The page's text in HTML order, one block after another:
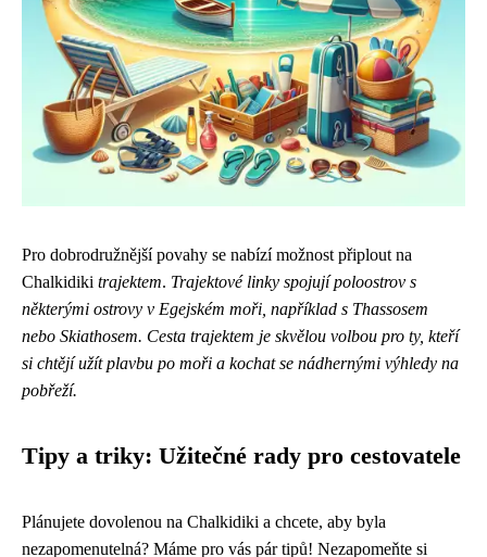
Pro dobrodružnější povahy se nabízí možnost připlout na
Chalkidiki trajektem. Trajektové linky spojují poloostrov s
některými ostrovy v Egejském moři, například s Thassosem
nebo Skiathosem. Cesta trajektem je skvělou volbou pro ty, kteří
si chtějí užít plavbu po moři a kochat se nádhernými výhledy na
pobřeží.
Tipy a triky: Užitečné rady pro cestovatele
Plánujete dovolenou na Chalkidiki a chcete, aby byla
nezapomenutelná? Máme pro vás pár tipů! Nezapomeňte si